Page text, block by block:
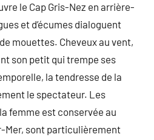
le Cap Gris-Nez en arrière-
et d’écumes dialoguent
mouettes. Cheveux au vent,
son petit qui trempe ses
la tendresse de la
le spectateur. Les
femme est conservée au
Mer, sont particulièrement